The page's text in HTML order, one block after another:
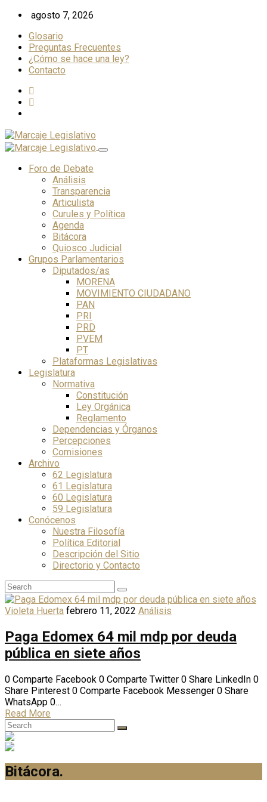
Skip
content
agosto 7, 2026
Glosario
Preguntas Frecuentes
¿Cómo se hace una ley?
Contacto
Foro de Debate
Análisis
Transparencia
Articulista
Curules y Política
Agenda
Bitácora
Quiosco Judicial
Grupos Parlamentarios
Diputados/as
MORENA
MOVIMIENTO CIUDADANO
PAN
PRI
PRD
PVEM
PT
Plataformas Legislativas
Legislatura
Normativa
Constitución
Ley Orgánica
Reglamento
Dependencias y Órganos
Percepciones
Comisiones
Archivo
62 Legislatura
61 Legislatura
60 Legislatura
59 Legislatura
Conócenos
Nuestra Filosofía
Política Editorial
Descripción del Sitio
Directorio y Contacto
Violeta Huerta febrero 11, 2022 Análisis
Paga Edomex 64 mil mdp por deuda
pública en siete años
0 Comparte Facebook 0 Comparte Twitter 0 Share LinkedIn 0
Share Pinterest 0 Comparte Facebook Messenger 0 Share
WhatsApp 0…
Read More
Bitácora.